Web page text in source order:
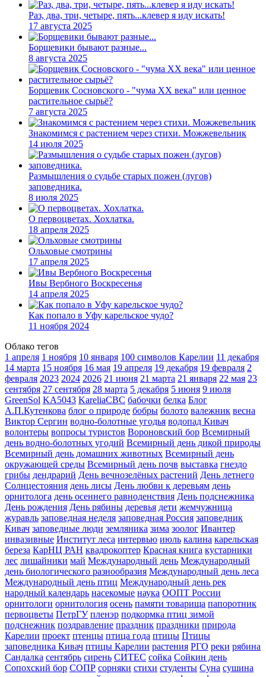
Раз, два, три, четыре, пять...клевер я иду искать!
17 августа 2025
Борщевики бывают разные...
8 августа 2025
Борщевик Сосновского - "чума XX века" или ценное
растительное сырьё?
7 августа 2025
Знакомимся с растением через стихи. Можжевельник
14 июля 2025
Размышления о судьбе старых пожен (лугов)
заповедника.
8 июля 2025
О первоцветах. Хохлатка.
18 апреля 2025
Ольховые смотрины
17 апреля 2025
Ивы Вербного Воскресенья
14 апреля 2025
Как попало в Уфу карельское чудо?
11 ноября 2024
Облако тегов
1 апреля 1 ноября 10 января 100 символов Карелии 11 декабря
14 марта 15 ноября 16 мая 19 апреля 19 декабря 19 февраля 2
февраля 2023 2024 2026 21 июня 21 марта 21 января 22 мая 23
сентября 27 сентября 28 марта 5 декабря 5 июня 9 июля
GreenSol KA5043 KareliaCBC бабочки белка Блог
А.П.Кутенкова блог о природе бобры болото валежник весна
Виктор Сергин водно-болотные угодья водопад Кивач
волонтеры вопросы туристов Вороновский бор Всемирный
день водно-болотных угодий Всемирный день дикой природы
Всемирный день домашних животных Всемирный день
окружающей среды Всемирный день почв выставка гнездо
грибы дендрарий День вечнозелёных растений День летнего
Солнцестояния день лисы День любви к деревьям день
орнитолога день осеннего равноденствия День подснежника
День рождения День рябины деревья дети жемчужница
журавль заповедная неделя заповедная Россия заповедник
Кивач заповедные люди земляника зима зоолог Ивантер
инвазивные Институт леса интервью июль калина карельская
береза КарНЦ РАН квадрокоптер Красная книга кустарники
лес лишайники май Международный день Международный
день биологического разнообразия Международный день леса
Международный день птиц Международный день рек
народный календарь насекомые наука ООПТ России
орнитологи орнитология осень памяти товарища папоротник
первоцветы ПетрГУ пленэр подкормка птиц зимой
подснежник поздравление праздник праздники природа
Карелии проект птенцы птица года птицы Птицы
заповедника Кивач птицы Карелии растения РГО реки рябина
Сандалка сентябрь сирень СИТЕС сойка Сойкин день
Сопохский бор СОПР сорняки стихи студенты Суна сушина